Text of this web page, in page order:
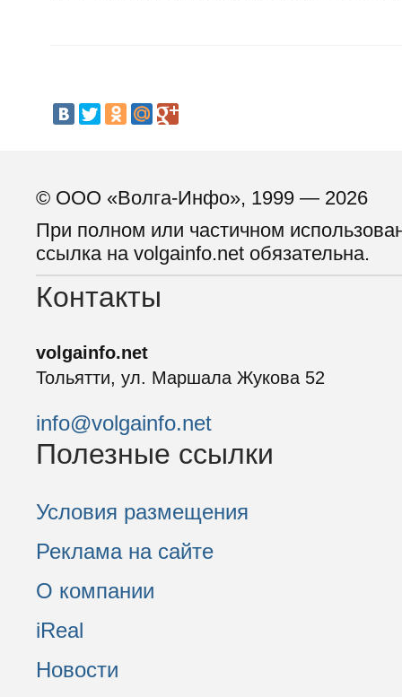
© ООО «Волга-Инфо», 1999 — 2026
При полном или частичном
ссылка на volgainfo.net обязательна.
Контакты
volgainfo.net
Тольятти, ул. Маршала Жукова 52
info@volgainfo.net
Полезные ссылки
Условия размещения
Реклама на сайте
О компании
iReal
Новости